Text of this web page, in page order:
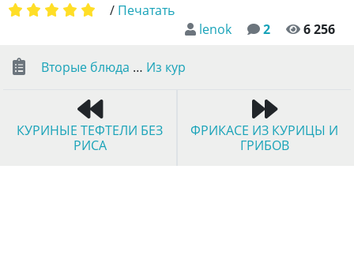
lenok 2 6 256
/ Печатать
Вторые блюда … Из кур
КУРИНЫЕ ТЕФТЕЛИ БЕЗ
РИСА
ФРИКАСЕ ИЗ КУРИЦЫ И
ГРИБОВ